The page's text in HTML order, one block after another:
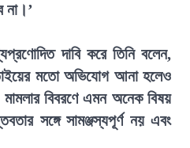
না।’
দাবি করে তিনি বলেন,
মতো অভিযোগ আনা হলেও
বিবরণে এমন অনেক বিষয়
সঙ্গে সামঞ্জস্যপূর্ণ নয় এবং